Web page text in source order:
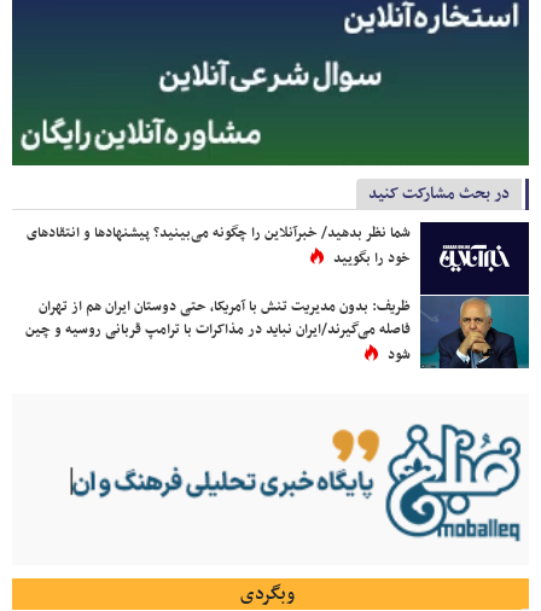
در بحث مشارکت کنید
شما نظر بدهید/ خبرآنلاین را چگونه می‌بینید؟ پیشنهادها و انتقادهای
خود را بگویید
ظریف: بدون مدیریت تنش با آمریکا، حتی دوستان ایران هم از تهران
فاصله می‌گیرند/ایران نباید در مذاکرات با ترامپ قربانی روسیه و چین
شود
وبگردی